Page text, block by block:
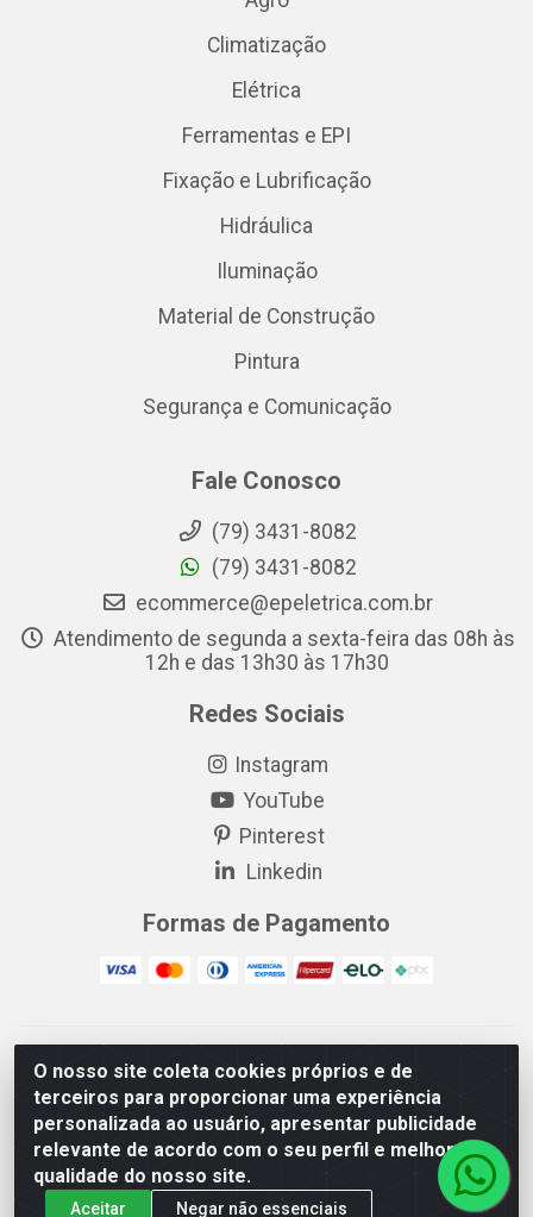
O nosso site coleta cookies próprios e de
terceiros para proporcionar uma experiência
personalizada ao usuário, apresentar publicidade
relevante de acordo com o seu perfil e melhorar a
qualidade do nosso site.
Aceitar Negar não essenciais
Climatização
Elétrica
Ferramentas e EPI
Fixação e Lubrificação
Hidráulica
Iluminação
Material de Construção
Pintura
Segurança e Comunicação
Fale Conosco
(79) 3431-8082
(79) 3431-8082
ecommerce@epeletrica.com.br
Atendimento de segunda a sexta-feira das 08h às
12h e das 13h30 às 17h30
Redes Sociais
Instagram
YouTube
Pinterest
Linkedin
Formas de Pagamento
EP Elétrica LTDA - 18.621.731/0005-43 - Itabaiana/SE - CEP:
49511-899
EP Elétrica LTDA - 48.594.570/0001-83 - Itabaiana/SE - CEP:
49511-899